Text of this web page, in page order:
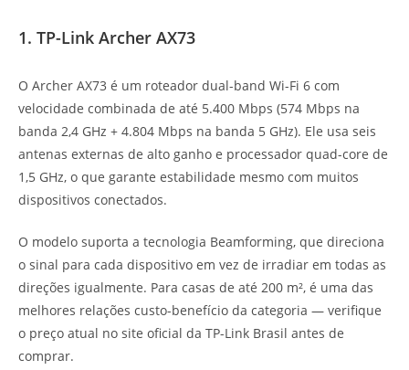
1. TP-Link Archer AX73
O Archer AX73 é um roteador dual-band Wi-Fi 6 com
velocidade combinada de até 5.400 Mbps (574 Mbps na
banda 2,4 GHz + 4.804 Mbps na banda 5 GHz). Ele usa seis
antenas externas de alto ganho e processador quad-core de
1,5 GHz, o que garante estabilidade mesmo com muitos
dispositivos conectados.
O modelo suporta a tecnologia Beamforming, que direciona
o sinal para cada dispositivo em vez de irradiar em todas as
direções igualmente. Para casas de até 200 m², é uma das
melhores relações custo-benefício da categoria — verifique
o preço atual no site oficial da TP-Link Brasil antes de
comprar.